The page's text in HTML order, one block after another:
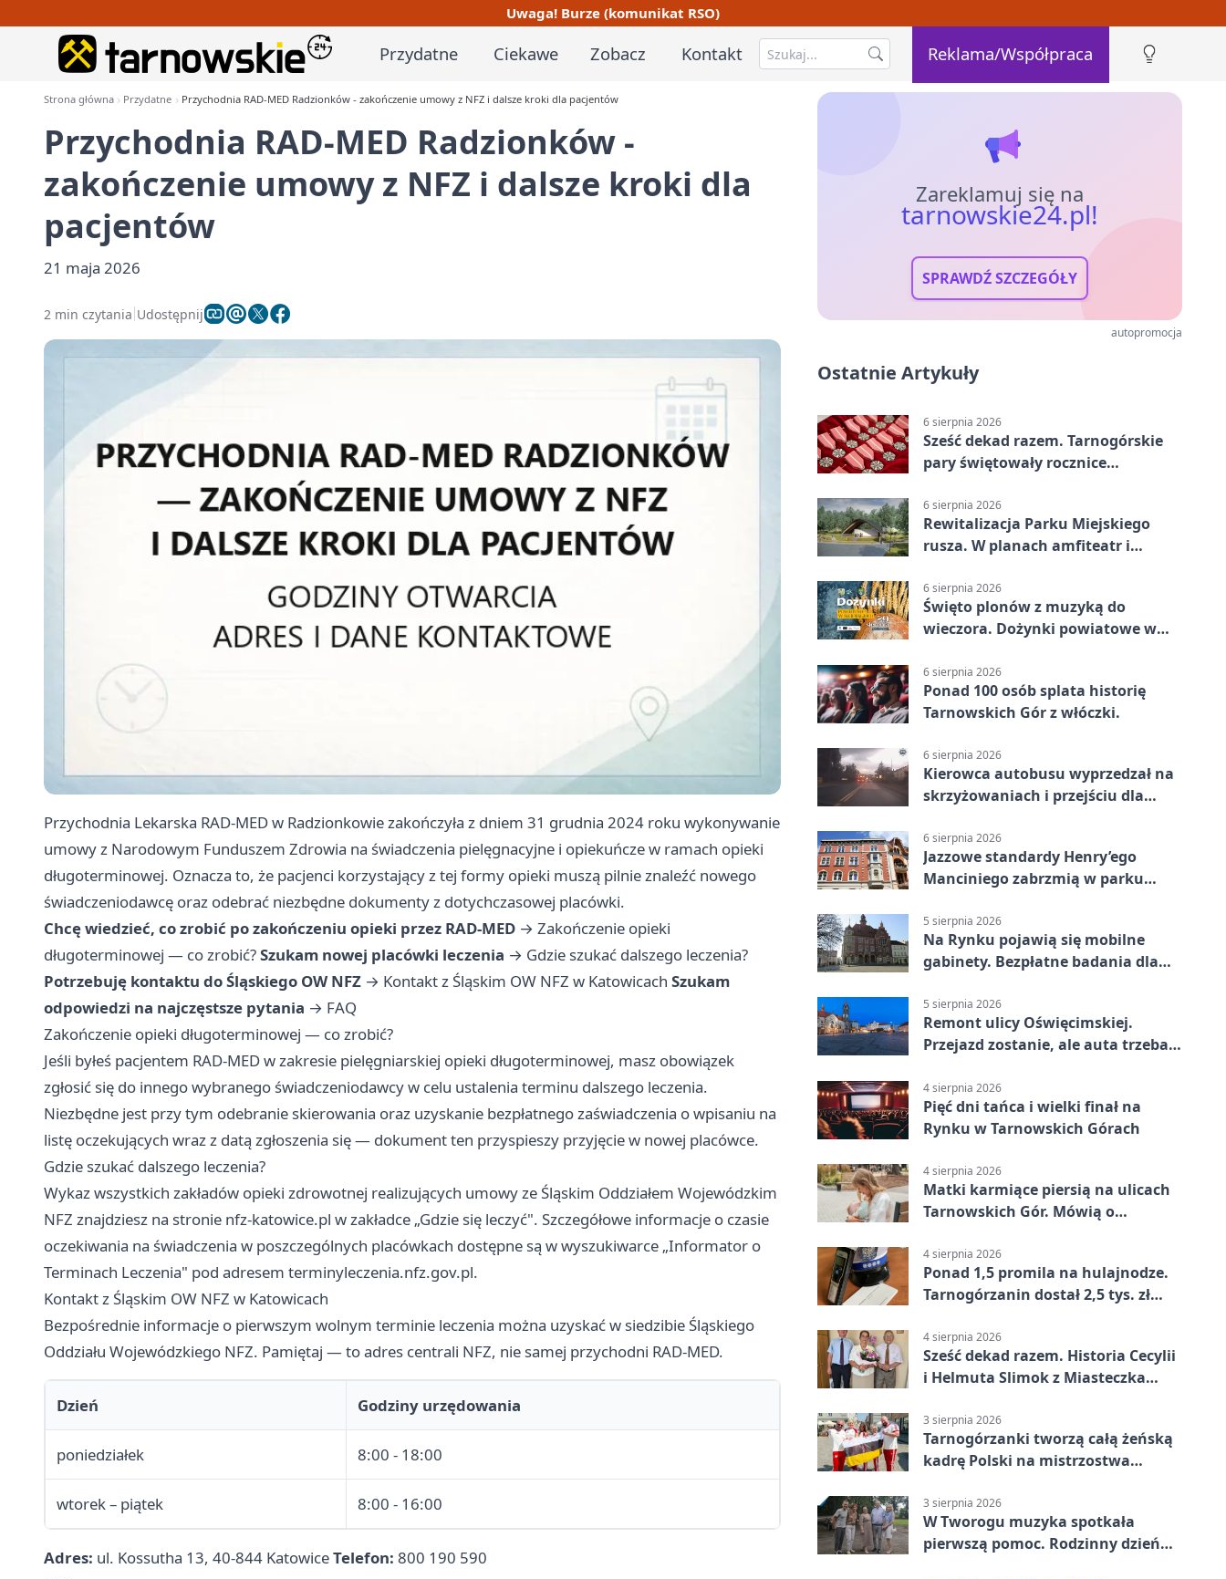
Uwaga! Burze (komunikat RSO)
Przydatne Ciekawe Zobacz Kontakt Reklama/Współpraca
Strona główna Przydatne Przychodnia RAD-MED Radzionków - zakończenie umowy z NFZ i dalsze kroki dla pacjentów
Przychodnia RAD-MED Radzionków -
zakończenie umowy z NFZ i dalsze kroki dla
pacjentów
21 maja 2026
2 min czytania Udostępnij
Przychodnia Lekarska RAD-MED w Radzionkowie zakończyła z dniem 31 grudnia 2024 roku wykonywanie
umowy z Narodowym Funduszem Zdrowia na świadczenia pielęgnacyjne i opiekuńcze w ramach opieki
długoterminowej. Oznacza to, że pacjenci korzystający z tej formy opieki muszą pilnie znaleźć nowego
świadczeniodawcę oraz odebrać niezbędne dokumenty z dotychczasowej placówki.
Chcę wiedzieć, co zrobić po zakończeniu opieki przez RAD-MED → Zakończenie opieki
długoterminowej — co zrobić?Szukam nowej placówki leczenia → Gdzie szukać dalszego leczenia?
Potrzebuję kontaktu do Śląskiego OW NFZ → Kontakt z Śląskim OW NFZ w Katowicach Szukam
odpowiedzi na najczęstsze pytania → FAQ
Zakończenie opieki długoterminowej — co zrobić?
Jeśli byłeś pacjentem RAD-MED w zakresie pielęgniarskiej opieki długoterminowej, masz obowiązek
zgłosić się do innego wybranego świadczeniodawcy w celu ustalenia terminu dalszego leczenia.
Niezbędne jest przy tym odebranie skierowania oraz uzyskanie bezpłatnego zaświadczenia o wpisaniu na
listę oczekujących wraz z datą zgłoszenia się — dokument ten przyspieszy przyjęcie w nowej placówce.
Gdzie szukać dalszego leczenia?
Wykaz wszystkich zakładów opieki zdrowotnej realizujących umowy ze Śląskim Oddziałem Wojewódzkim
NFZ znajdziesz na stronie nfz-katowice.pl w zakładce „Gdzie się leczyć". Szczegółowe informacje o czasie
oczekiwania na świadczenia w poszczególnych placówkach dostępne są w wyszukiwarce „Informator o
Terminach Leczenia" pod adresem terminyleczenia.nfz.gov.pl.
Kontakt z Śląskim OW NFZ w Katowicach
Bezpośrednie informacje o pierwszym wolnym terminie leczenia można uzyskać w siedzibie Śląskiego
Oddziału Wojewódzkiego NFZ. Pamiętaj — to adres centrali NFZ, nie samej przychodni RAD-MED.
Dzień Godziny urzędowania
poniedziałek 8:00 - 18:00
wtorek – piątek 8:00 - 16:00
Adres: ul. Kossutha 13, 40-844 KatowiceTelefon: 800 190 590
Zareklamuj się na
tarnowskie24.pl!
SPRAWDŹ SZCZEGÓŁY
autopromocja
Ostatnie Artykuły
6 sierpnia 2026
Sześć dekad razem. Tarnogórskie
pary świętowały rocznice
6 sierpnia 2026
Rewitalizacja Parku Miejskiego
rusza. W planach amfiteatr i
6 sierpnia 2026
Święto plonów z muzyką do
wieczora. Dożynki powiatowe w
6 sierpnia 2026
Ponad 100 osób splata historię
Tarnowskich Gór z włóczki.
6 sierpnia 2026
Kierowca autobusu wyprzedzał na
skrzyżowaniach i przejściu dla
6 sierpnia 2026
Jazzowe standardy Henry’ego
Manciniego zabrzmią w parku
5 sierpnia 2026
Na Rynku pojawią się mobilne
gabinety. Bezpłatne badania dla
5 sierpnia 2026
Remont ulicy Oświęcimskiej.
Przejazd zostanie, ale auta trzeba
4 sierpnia 2026
Pięć dni tańca i wielki finał na
Rynku w Tarnowskich Górach
4 sierpnia 2026
Matki karmiące piersią na ulicach
Tarnowskich Gór. Mówią o
4 sierpnia 2026
Ponad 1,5 promila na hulajnodze.
Tarnogórzanin dostał 2,5 tys. zł
4 sierpnia 2026
Sześć dekad razem. Historia Cecylii
i Helmuta Slimok z Miasteczka
3 sierpnia 2026
Tarnogórzanki tworzą całą żeńską
kadrę Polski na mistrzostwa
3 sierpnia 2026
W Tworogu muzyka spotkała
pierwszą pomoc. Rodzinny dzień